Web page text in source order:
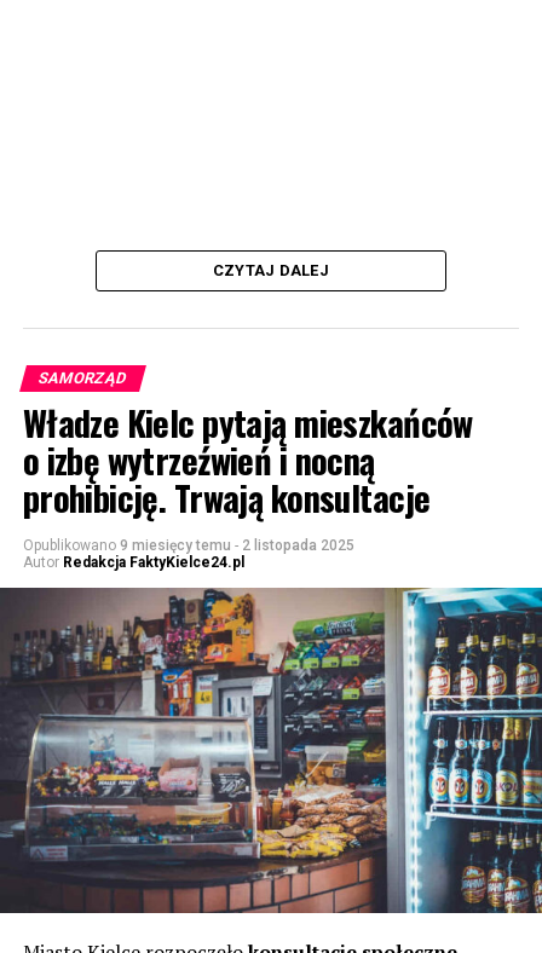
CZYTAJ DALEJ
SAMORZĄD
Władze Kielc pytają mieszkańców
o izbę wytrzeźwień i nocną
prohibicję. Trwają konsultacje
Opublikowano 9 miesięcy temu - 2 listopada 2025
Autor Redakcja FaktyKielce24.pl